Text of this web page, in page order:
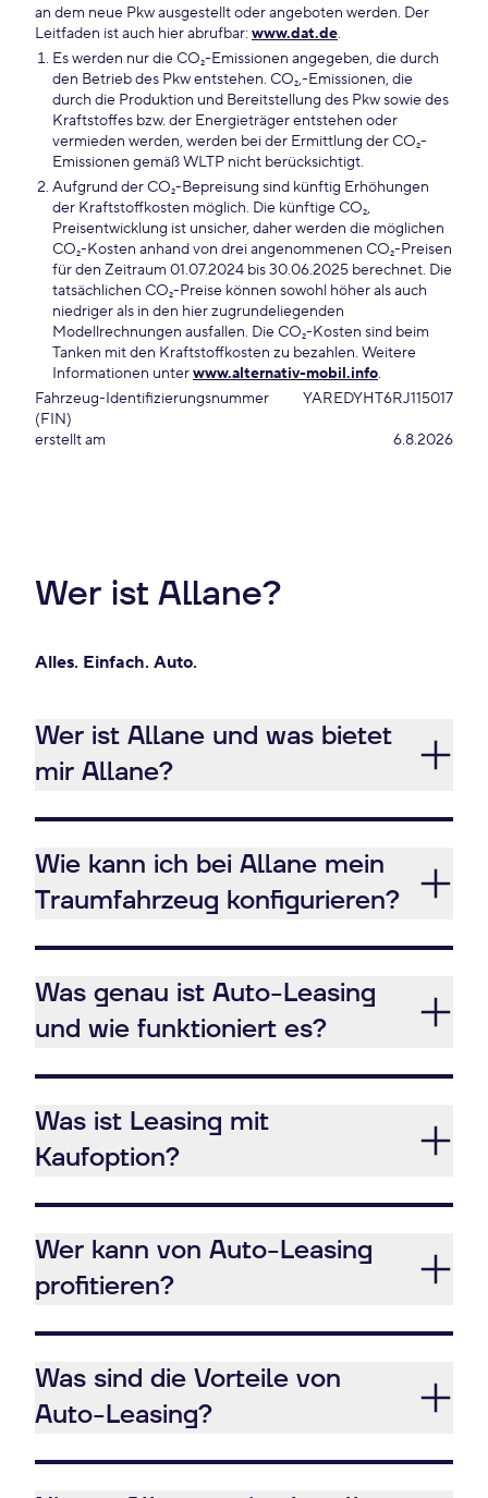
an dem neue Pkw ausgestellt oder angeboten werden. Der
Leitfaden ist auch hier abrufbar: www.dat.de.
Es werden nur die CO₂-Emissionen angegeben, die durch
den Betrieb des Pkw entstehen. CO₂,-Emissionen, die
durch die Produktion und Bereitstellung des Pkw sowie des
Kraftstoffes bzw. der Energieträger entstehen oder
vermieden werden, werden bei der Ermittlung der CO₂-
Emissionen gemäß WLTP nicht berücksichtigt.
Aufgrund der CO₂-Bepreisung sind künftig Erhöhungen
der Kraftstoffkosten möglich. Die künftige CO₂,
Preisentwicklung ist unsicher, daher werden die möglichen
CO₂-Kosten anhand von drei angenommenen CO₂-Preisen
für den Zeitraum 01.07.2024 bis 30.06.2025 berechnet. Die
tatsächlichen CO₂-Preise können sowohl höher als auch
niedriger als in den hier zugrundeliegenden
Modellrechnungen ausfallen. Die CO₂-Kosten sind beim
Tanken mit den Kraftstoffkosten zu bezahlen. Weitere
Informationen unterwww.alternativ-mobil.info.
Fahrzeug-Identifizierungsnummer
(FIN)
YAREDYHT6RJ115017
erstellt am 6.8.2026
Wer ist Allane?
Alles. Einfach. Auto.
Wer ist Allane und was bietet
mir Allane?
Wie kann ich bei Allane mein
Traumfahrzeug konfigurieren?
Was genau ist Auto-Leasing
und wie funktioniert es?
Was ist Leasing mit
Kaufoption?
Wer kann von Auto-Leasing
profitieren?
Was sind die Vorteile von
Auto-Leasing?